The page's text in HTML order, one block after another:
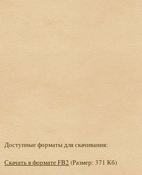
Доступные форматы для скачивания:
Скачать в формате FB2 (Размер: 371 Кб)